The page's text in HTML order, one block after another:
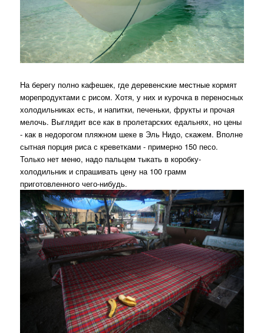
На берегу полно кафешек, где деревенские местные кормят
морепродуктами с рисом. Хотя, у них и курочка в переносных
холодильниках есть, и напитки, печеньки, фрукты и прочая
мелочь. Выглядит все как в пролетарских едальнях, но цены
- как в недорогом пляжном шеке в Эль Нидо, скажем. Вполне
сытная порция риса с креветками - примерно 150 песо.
Только нет меню, надо пальцем тыкать в коробку-
холодильник и спрашивать цену на 100 грамм
приготовленного чего-нибудь.